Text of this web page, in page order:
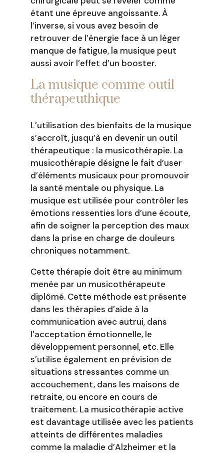
étant une épreuve angoissante. À
l’inverse, si vous avez besoin de
retrouver de l’énergie face à un léger
manque de fatigue, la musique peut
aussi avoir l’effet d’un booster.
La musique comme outil
thérapeuthique
L’utilisation des bienfaits de la musique
s’accroît, jusqu’à en devenir un outil
thérapeutique : la musicothérapie. La
musicothérapie désigne le fait d’user
d’éléments musicaux pour promouvoir
la santé mentale ou physique. La
musique est utilisée pour contrôler les
émotions ressenties lors d’une écoute,
afin de soigner la perception des maux
dans la prise en charge de douleurs
chroniques notamment.
Cette thérapie doit être au minimum
menée par un musicothérapeute
diplômé. Cette méthode est présente
dans les thérapies d’aide à la
communication avec autrui, dans
l’acceptation émotionnelle, le
développement personnel, etc. Elle
s’utilise également en prévision de
situations stressantes comme un
accouchement, dans les maisons de
retraite, ou encore en cours de
traitement. La musicothérapie active
est davantage utilisée avec les patients
atteints de différentes maladies
comme la maladie d’Alzheimer et la